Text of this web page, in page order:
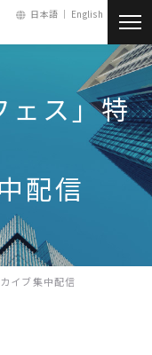
日本語 ｜ English
ェス」特
配信
イブ集中配信